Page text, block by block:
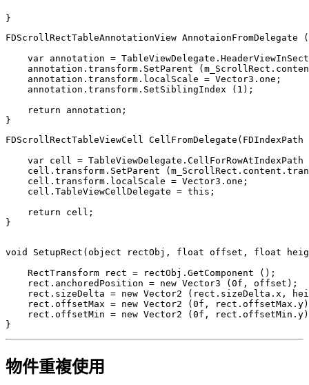
FDScrollRectTableAnnotationView
var annotation =
annotation.transform.SetParent
    annotation.transform.localScale = Vector3.one;
    annotation.transform.SetSiblingIndex (1);
    return annotation;
FDScrollRectTableViewCell
var cell = TableViewDelegate.CellForRowAtIndexPath
cell.transform.SetParent
    cell.transform.localScale = Vector3.one;
    cell.TableViewCellDelegate = this;
    return cell;
}
void SetupRect(object rectObj, float offset, float
    RectTransform rect = rectObj.GetComponent ();
    rect.anchoredPosition = new Vector3 (0f, offset);
rect.sizeDelta = new Vector2 (rect.sizeDelta.x,
rect.offsetMax = new Vector2 (0f,
rect.offsetMin = new Vector2 (0f,
物件重複使用